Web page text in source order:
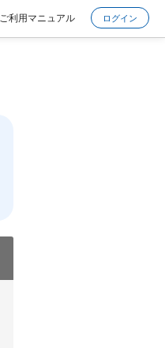
ご利用マニュアル ログイン